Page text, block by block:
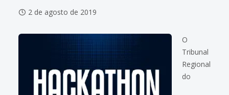
2 de agosto de 2019
O
Tribunal
Regional
do